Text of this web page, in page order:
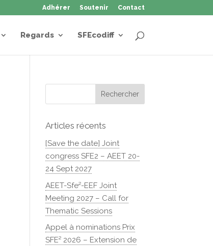
Adhérer Soutenir Contact
Regards SFEcodiff
Articles récents
[Save the date] Joint
congress SFE2 – AEET 20-
24 Sept 2027
AEET-Sfe²-EEF Joint
Meeting 2027 – Call for
Thematic Sessions
Appel à nominations Prix
SFE² 2026 – Extension de